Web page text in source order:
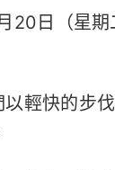
20日（星
輕快的步